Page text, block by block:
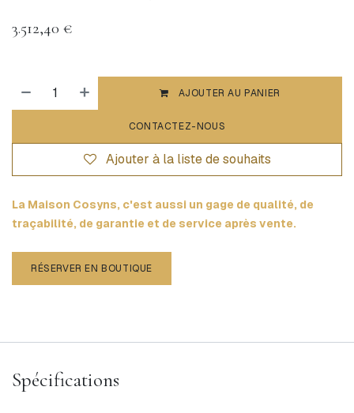
3.512,40 €
AJOUTER AU PANIER
CONTACTEZ-NOUS
Ajouter à la liste de souhaits
La Maison Cosyns, c'est aussi un gage de qualité, de
traçabilité, de garantie et de service après vente.
RÉSERVER EN BOUTIQUE
Spécifications